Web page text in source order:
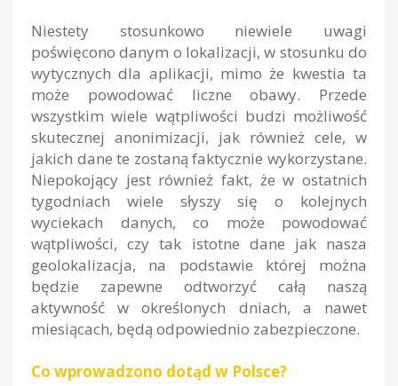
Niestety stosunkowo niewiele uwagi
poświęcono danym o lokalizacji, w stosunku do
wytycznych dla aplikacji, mimo że kwestia ta
może powodować liczne obawy. Przede
wszystkim wiele wątpliwości budzi możliwość
skutecznej anonimizacji, jak również cele, w
jakich dane te zostaną faktycznie wykorzystane.
Niepokojący jest również fakt, że w ostatnich
tygodniach wiele słyszy się o kolejnych
wyciekach danych, co może powodować
wątpliwości, czy tak istotne dane jak nasza
geolokalizacja, na podstawie której można
będzie zapewne odtworzyć całą naszą
aktywność w określonych dniach, a nawet
miesiącach, będą odpowiednio zabezpieczone.
Co wprowadzono dotąd w Polsce?